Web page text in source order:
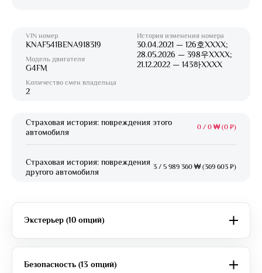
VIN номер
KNAF541BENA918319
Модель двигателя
G4FM
Количество смен владельца
2
История изменения номера
30.04.2021 — 126호XXXX;
28.05.2026 — 398우XXXX;
21.12.2022 — 143하XXXX
Страховая история: повреждения этого
автомобиля
0 / 0 ₩ (0 ₽)
Страховая история: повреждения
другого автомобиля
3 / 5 989 360 ₩ (369 603 ₽)
Экстерьер (10 опций)
Безопасность (13 опций)